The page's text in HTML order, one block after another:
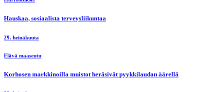
Hauskaa, sosiaalista terveysliikuntaa
29. heinäkuuta
Elävä maaseutu
Korhosen markkinoilla muistot heräsivät pyykkilaudan äärellä